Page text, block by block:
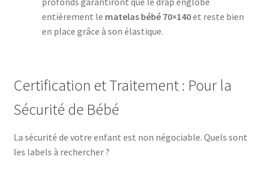
entièrement le matelas bébé 70×140et reste bien
en place grâce à son élastique.
Certification et Traitement : Pour la
Sécurité de Bébé
La sécurité de votre enfant est non négociable. Quels sont
les labels à rechercher ?